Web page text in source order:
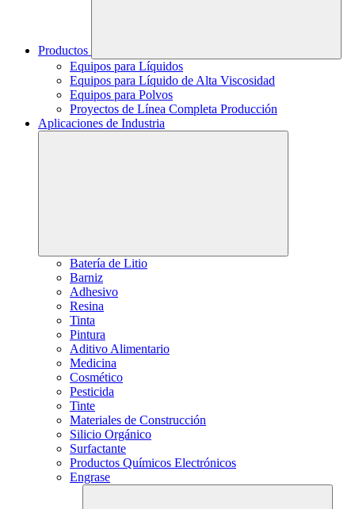
Productos
Equipos para Líquidos
Equipos para Líquido de Alta Viscosidad
Equipos para Polvos
Proyectos de Línea Completa Producción
Aplicaciones de Industria
Batería de Litio
Barniz
Adhesivo
Resina
Tinta
Pintura
Aditivo Alimentario
Medicina
Cosmético
Pesticida
Tinte
Materiales de Construcción
Silicio Orgánico
Surfactante
Productos Químicos Electrónicos
Engrase